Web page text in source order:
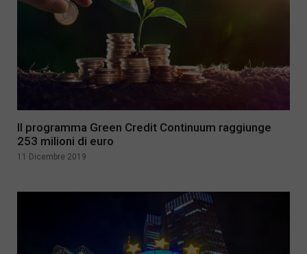
Il programma Green Credit Continuum raggiunge
253 milioni di euro
11 Dicembre 2019